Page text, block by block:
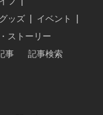
ッズ イベント
ストーリー
事
記事検索